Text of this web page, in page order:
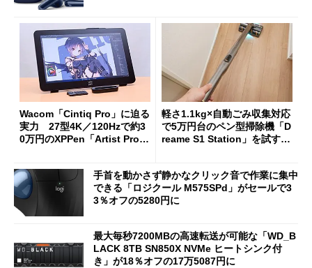
Wacom「Cintiq Pro」に迫る
実力 27型4K／120Hzで約3
0万円のXPPen「Artist Pro 2
軽さ1.1kg×自動ごみ収集対応
で5万円台のペン型掃除機「D
reame S1 Station」を試す
手首を動かさず静かなクリック音で作業に集中
できる「ロジクール M575SPd」がセールで3
3％オフの5280円に
最大毎秒7200MBの高速転送が可能な「WD_B
LACK 8TB SN850X NVMe ヒートシンク付
き」が18％オフの17万5087円に